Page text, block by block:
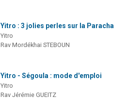
Yitro : 3 jolies perles sur la Paracha
Yitro
Rav Mordékhai STEBOUN
Yitro - Ségoula : mode d'emploi
Yitro
Rav Jérémie GUEITZ